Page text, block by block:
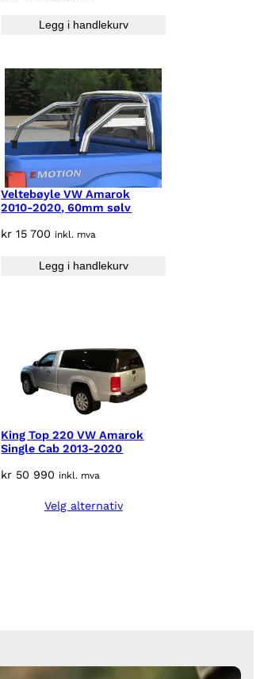
Legg i handlekurv
Veltebøyle VW Amarok
2010-2020, 60mm sølv
kr 15 700 inkl. mva
Legg i handlekurv
King Top 220 VW Amarok
Single Cab 2013-2020
kr 50 990 inkl. mva
Velg alternativ